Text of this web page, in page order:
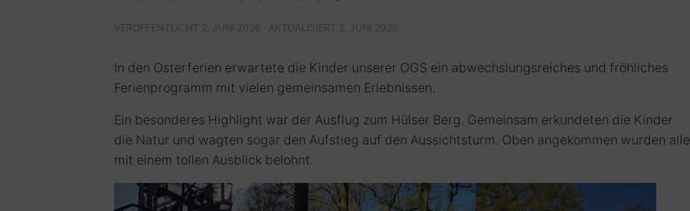
VERÖFFENTLICHT 2. JUNI 2026 · AKTUALISIERT 2. JUNI 2026
In den Osterferien erwartete die Kinder unserer OGS ein abwechslungsreiches und fröhliches
Ferienprogramm mit vielen gemeinsamen Erlebnissen.
Ein besonderes Highlight war der Ausflug zum Hülser Berg. Gemeinsam erkundeten die Kinder
die Natur und wagten sogar den Aufstieg auf den Aussichtsturm. Oben angekommen wurden alle
mit einem tollen Ausblick belohnt.